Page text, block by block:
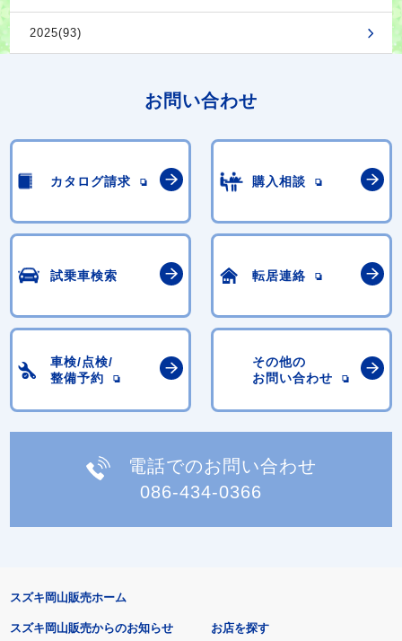
2025(93)
お問い合わせ
カタログ請求 購入相談
試乗車検索 転居連絡
車検/点検/
整備予約
その他の
お問い合わせ
電話でのお問い合わせ
086-434-0366
スズキ岡山販売ホーム
スズキ岡山販売からのお知らせ お店を探す